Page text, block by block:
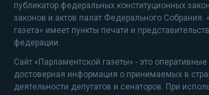
публикатор федеральных конституционных
законов и актов палат Федерального Собрания.
газета» имеет пункты печати и
федерации.
Сайт «Парламентской газеты» - это оперативные
достоверная информация о принимаемых в
деятельности депутатов и сенаторов. При